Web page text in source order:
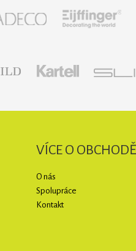
VÍCE O OBCHODĚ
O nás
Spolupráce
Kontakt